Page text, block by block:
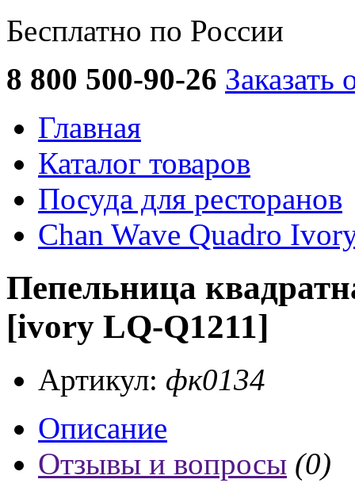
Бесплатно по России
8 800 500-90-26 Заказать
Главная
Каталог товаров
Посуда для ресторанов
Chan Wave Quadro
Пепельница
[ivory LQ-Q1211]
Артикул: фк0134
Описание
Отзывы и вопросы (0)